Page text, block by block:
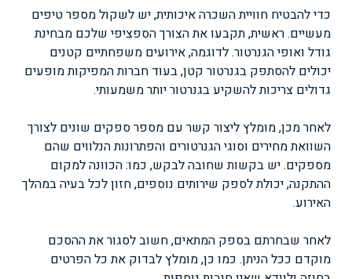
כדי להבטיח חוויית השכרה איכותית, יש לשקול מספר טיפים
מעשיים. ראשית, תקבעו את הצורך הספציפי שלכם מבחינת
גודל ואופי הגנרטור. לדוגמה, אירועים משפחתיים קטנים
יכולים להסתפק בגנרטור קטן, בעוד חברות המפיקות מופעים
גדולים צריכות להשקיע בגנרטור יותר משמעותי.
לאחר מכן, מומלץ ליצור קשר עם מספר ספקים שונים לצורך
השוואת מחירים וסוגי הגנרטורים והפתרונות הנלווים שהם
מספקים. יש בקשות שחובה לבקש, כמו: הכוונה למקום
ההתקנה, יכולת לספק שירותים נוספים, חזון לכל בעיה במהלך
האירוע.
לאחר שבחרתם בספק המתאים, חשוב לסגור את ההסכם
מוקדם ככל הניתן. כמו כן, מומלץ לבדוק את כל הפרטים